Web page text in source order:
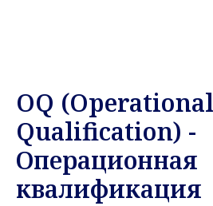
OQ (Operational
Qualification) -
Операционная
квалификация